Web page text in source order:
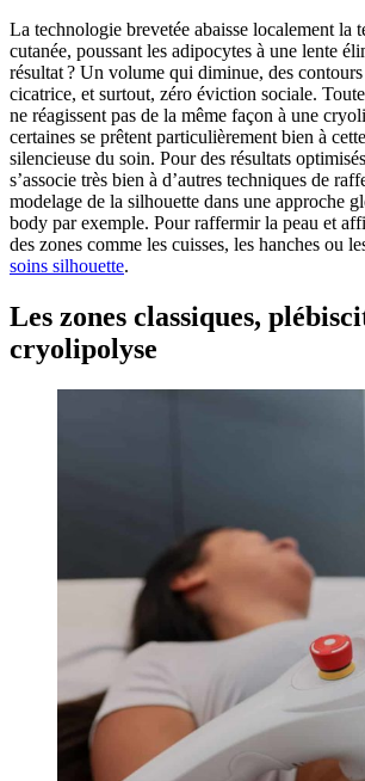
La technologie brevetée abaisse localement la
cutanée, poussant les adipocytes à une lente
résultat ? Un volume qui diminue, des
cicatrice, et surtout, zéro éviction sociale.
ne réagissent pas de la même façon à une
certaines se prêtent particulièrement bien à
silencieuse du soin. Pour des résultats
s’associe très bien à d’autres techniques de
modelage de la silhouette dans une approche
body par exemple. Pour raffermir la peau et
des zones comme les cuisses, les hanches ou
soins silhouette.
Les zones classiques,
cryolipolyse